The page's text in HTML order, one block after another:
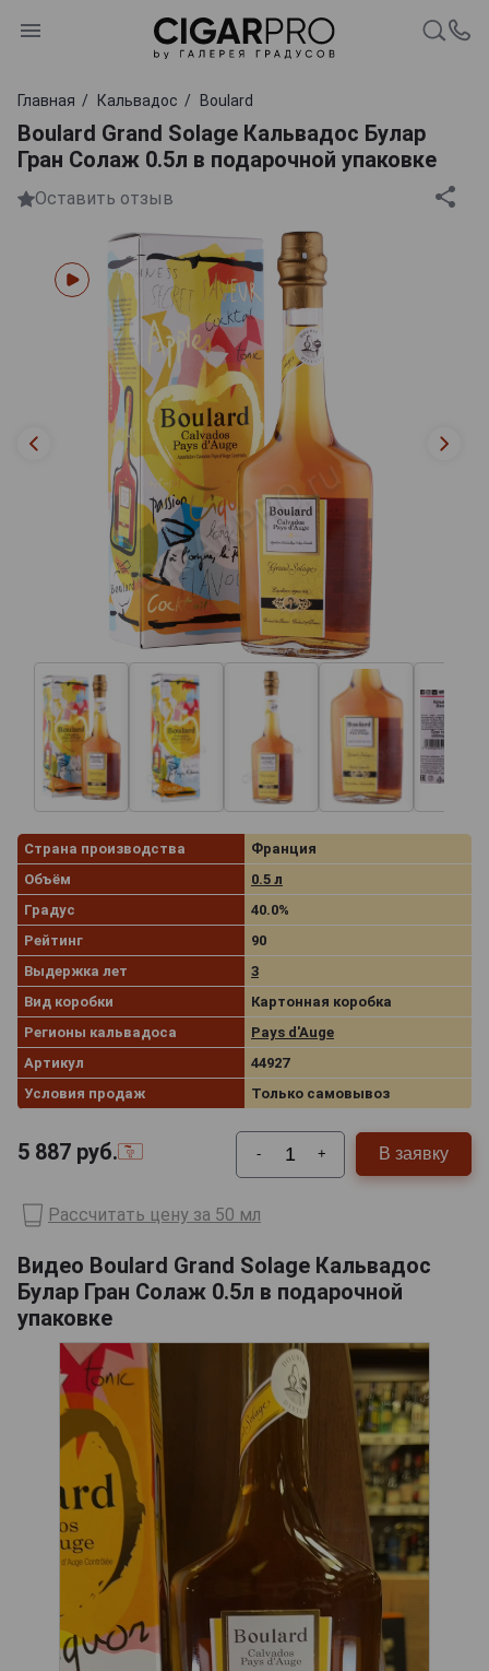
Главная Кальвадос Boulard
Boulard Grand Solage Кальвадос Булар
Гран Солаж 0.5л в подарочной упаковке
Оставить отзыв
Страна производства
Франция
Объём
0.5 л
Градус
40.0%
Рейтинг
90
Выдержка лет
3
Вид коробки
Картонная коробка
Регионы кальвадоса
Pays d'Auge
Артикул
44927
Условия продаж
Только самовывоз
5 887 руб. - + В заявку
Рассчитать цену за 50 мл
Видео Boulard Grand Solage Кальвадос
Булар Гран Солаж 0.5л в подарочной
упаковке